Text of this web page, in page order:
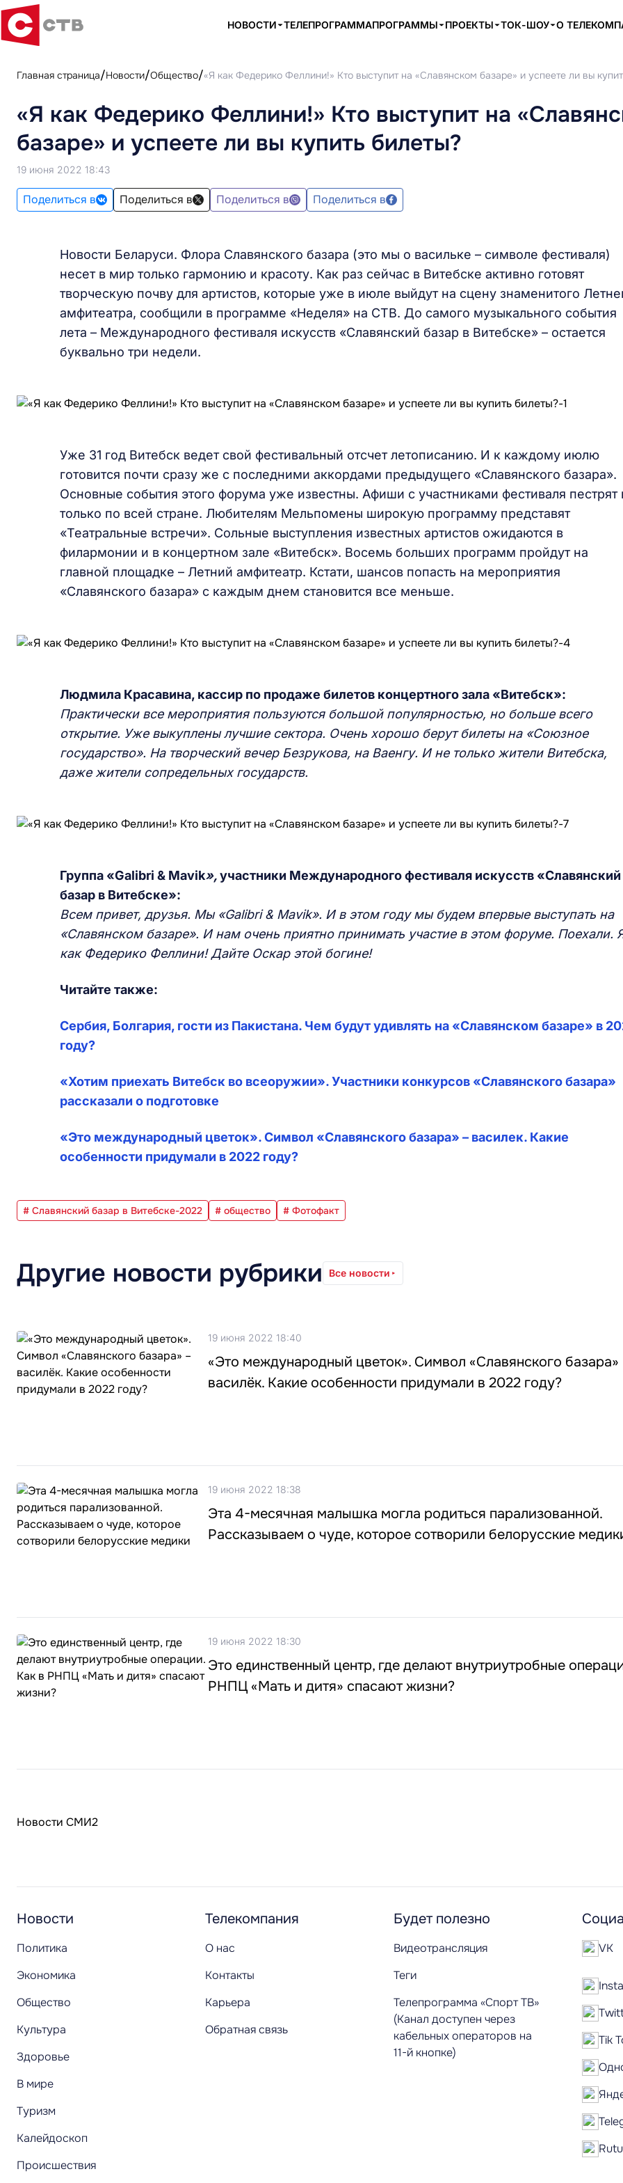
НОВОСТИ ТЕЛЕПРОГРАММАПРОГРАММЫ ПРОЕКТЫ ТОК-ШОУ О
Главная страница Новости Общество «Я как Федерико Феллини!» Кто выступит на «Славянском базаре» и успеете ли вы
«Я как Федерико Феллини!» Кто выступит на
базаре» и успеете ли вы купить билеты?
19 июня 2022 18:43
Поделиться в Поделиться в Поделиться в Поделиться в
Новости Беларуси. Флора Славянского базара (это мы о васильке – символе фестиваля)
несет в мир только гармонию и красоту. Как раз сейчас в Витебске активно готовят
творческую почву для артистов, которые уже в июле выйдут на сцену знаменитого
амфитеатра, сообщили в программе «Неделя» на СТВ. До самого музыкального события
лета – Международного фестиваля искусств «Славянский базар в Витебске» – остается
буквально три недели.
Уже 31 год Витебск ведет свой фестивальный отсчет летописанию. И к каждому июлю
готовится почти сразу же с последними аккордами предыдущего «Славянского базара».
Основные события этого форума уже известны. Афиши с участниками фестиваля пестрят
только по всей стране. Любителям Мельпомены широкую программу представят
«Театральные встречи». Сольные выступления известных артистов ожидаются в
филармонии и в концертном зале «Витебск». Восемь больших программ пройдут на
главной площадке – Летний амфитеатр. Кстати, шансов попасть на мероприятия
«Славянского базара» с каждым днем становится все меньше.
Людмила Красавина, кассир по продаже билетов концертного зала «Витебск»:
Практически все мероприятия пользуются большой популярностью, но больше всего
открытие. Уже выкуплены лучшие сектора. Очень хорошо берут билеты на «Союзное
государство». На творческий вечер Безрукова, на Ваенгу. Ине только жители Витебска,
даже жителисопредельных государств.
Группа «Galibri & Mavik»,участники Международного фестиваля искусств «Славянский
базар в Витебске»:
Всем привет, друзья. Мы «Galibri & Mavik». И в этом году мы будем впервые выступать на
«Славянском базаре». И нам очень приятно принимать участие в этом форуме. Поехали.
как Федерико Феллини! Дайте Оскар этой богине!
Читайте также:
Сербия, Болгария, гости из Пакистана. Чем будут удивлять на «Славянском базаре» в
году?
«Хотим приехать Витебск во всеоружии». Участники конкурсов «Славянского базара»
рассказали о подготовке
«Это международный цветок». Символ «Славянского базара» – василек. Какие
особенности придумали в 2022 году?
# Славянский базар в Витебске-2022 # общество # Фотофакт
Другие новости рубрики Все новости
19 июня 2022 18:40
«Это международный цветок». Символ «Славянского базара»
василёк. Какие особенности придумали в 2022 году?
19 июня 2022 18:38
Эта 4-месячная малышка могла родиться парализованной.
Рассказываем о чуде, которое сотворили белорусские
19 июня 2022 18:30
Это единственный центр, где делают внутриутробные
РНПЦ «Мать и дитя» спасают жизни?
Новости СМИ2
Новости
Политика
Экономика
Общество
Культура
Здоровье
В мире
Туризм
Калейдоскоп
Происшествия
Телекомпания
О нас
Контакты
Карьера
Обратная связь
Будет полезно
Видеотрансляция
Теги
Телепрограмма «Спорт ТВ»
(Канал доступен через
кабельных операторов на
11-й кнопке)
VK
Tik